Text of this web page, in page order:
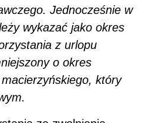
Jednocześnie w
wykazać jako okres
z urlopu
o okres
który